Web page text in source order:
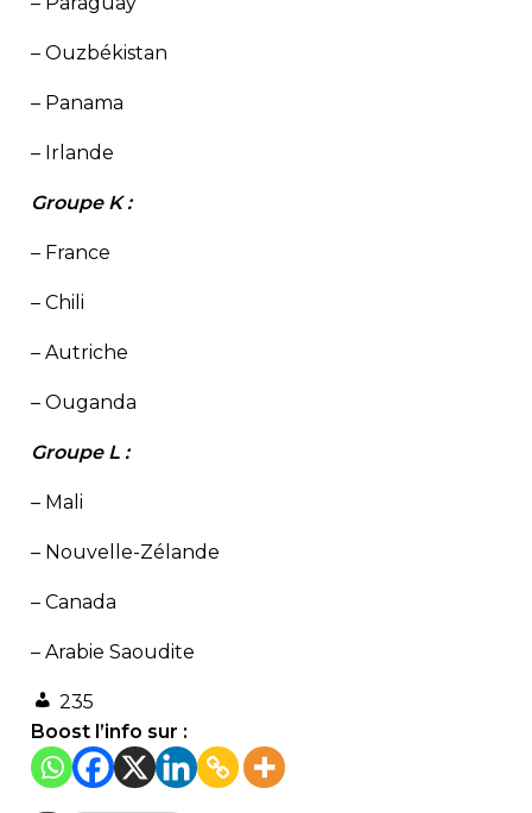
– Ouzbékistan
– Panama
– Irlande
Groupe K :
– France
– Chili
– Autriche
– Ouganda
Groupe L :
– Mali
– Nouvelle-Zélande
– Canada
– Arabie Saoudite
235
Boost l’info sur :